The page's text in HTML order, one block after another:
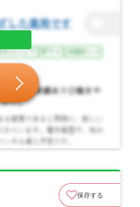
保存する